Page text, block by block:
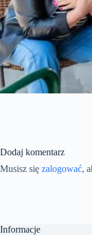
Dodaj komentarz
Musisz się zalogować,
Informacje